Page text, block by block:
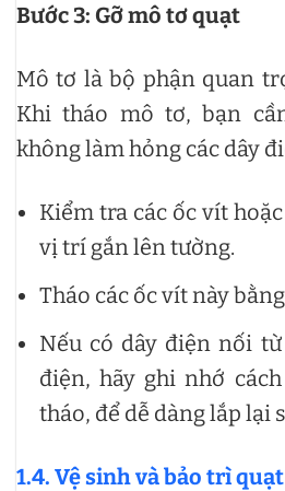
Bước 3: Gỡ mô tơ quạt
Mô tơ là bộ phận quan
Khi tháo mô tơ, bạn
không làm hỏng các dây
Kiểm tra các ốc vít
vị trí gắn lên tường.
Tháo các ốc vít này
Nếu có dây điện nối
điện, hãy ghi nhớ
tháo, để dễ dàng lắp lại
1.4. Vệ sinh và bảo trì quạt